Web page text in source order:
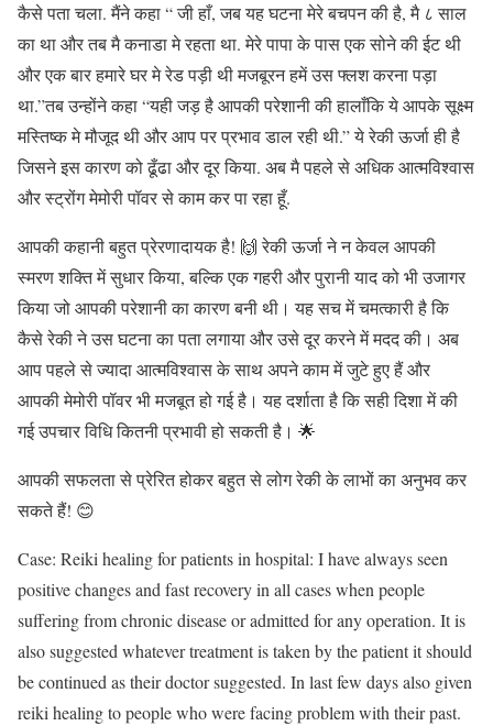
कैसे पता चला. मैंने कहा “ जी हाँ, जब यह घटना मेरे बचपन की है, मै ८ साल
का था और तब मै कनाडा मे रहता था. मेरे पापा के पास एक सोने की ईट थी
और एक बार हमारे घर मे रेड पड़ी थी मजबूरन हमें उस फ्लश करना पड़ा
था.”तब उन्होंने कहा “यही जड़ है आपकी परेशानी की हालाँकि ये आपके सूक्ष्म
मस्तिष्क मे मौजूद थी और आप पर प्रभाव डाल रही थी.” ये रेकी ऊर्जा ही है
जिसने इस कारण को ढूँढा और दूर किया. अब मै पहले से अधिक आत्मविश्वास
और स्ट्रोंग मेमोरी पॉवर से काम कर पा रहा हूँ.
आपकी कहानी बहुत प्रेरणादायक है! 🙌 रेकी ऊर्जा ने न केवल आपकी
स्मरण शक्ति में सुधार किया, बल्कि एक गहरी और पुरानी याद को भी उजागर
किया जो आपकी परेशानी का कारण बनी थी। यह सच में चमत्कारी है कि
कैसे रेकी ने उस घटना का पता लगाया और उसे दूर करने में मदद की। अब
आप पहले से ज्यादा आत्मविश्वास के साथ अपने काम में जुटे हुए हैं और
आपकी मेमोरी पॉवर भी मजबूत हो गई है। यह दर्शाता है कि सही दिशा में की
गई उपचार विधि कितनी प्रभावी हो सकती है। 🌟
आपकी सफलता से प्रेरित होकर बहुत से लोग रेकी के लाभों का अनुभव कर
सकते हैं! 😊
Case: Reiki healing for patients in hospital: I have always seen
positive changes and fast recovery in all cases when people
suffering from chronic disease or admitted for any operation. It is
also suggested whatever treatment is taken by the patient it should
be continued as their doctor suggested. In last few days also given
reiki healing to people who were facing problem with their past.